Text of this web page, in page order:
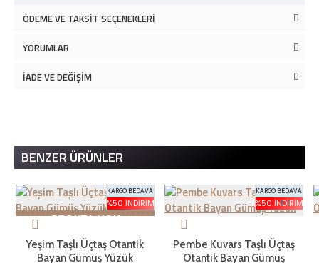
ÖDEME VE TAKSIT SEÇENEKLERI
YORUMLAR
İADE VE DEĞIŞIM
BENZER ÜRÜNLER
KARGO BEDAVA
%50 İNDIRIM
STOKTA YOK
Yeşim Taşlı Üçtaş Otantik
Bayan Gümüş Yüzük
KARGO BEDAVA
%50 İNDIRIM
Pembe Kuvars Taşlı Üçtaş
Otantik Bayan Gümüş